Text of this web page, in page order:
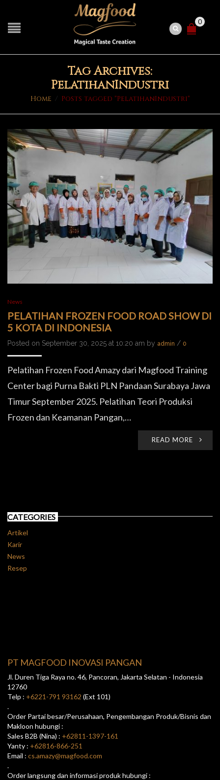
0
Tag Archives:
PelatihanIndustri
Home / Posts tagged "PelatihanIndustri"
News
PELATIHAN FROZEN FOOD ROAD SHOW DI
5 KOTA DI INDONESIA
Posted on September 30, 2025 at 10:20 am by admin / 0
Pelatihan Frozen Food Amazy dari Magfood Training
Center bagi Purna Bakti PLN Pandaan Surabaya Jawa
Timur September 2025. Pelatihan Teori Produksi
Frozen dan Keamanan Pangan,…
READ MORE
CATEGORIES
Artikel
Karir
News
Resep
PT MAGFOOD INOVASI PANGAN
Jl. Duren Tiga Raya no. 46, Pancoran, Jakarta Selatan - Indonesia
12760
Telp : +6221-791 93162 (Ext 101)
.
Order Partai besar/Perusahaan, Pengembangan Produk/Bisnis dan
Makloon hubungi :
Sales B2B (Nina) : +62811-1397-161
Yanty : +62816-866-251
Email : cs.amazy@magfood.com
.
Order langsung dan informasi produk hubungi :